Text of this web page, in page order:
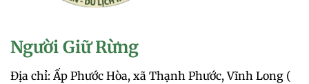
Người Giữ Rừng
Địa chỉ: Ấp Phước Hòa, xã Thạnh Phước, Vĩnh Long (